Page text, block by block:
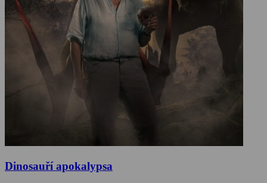
Dinosauří apokalypsa